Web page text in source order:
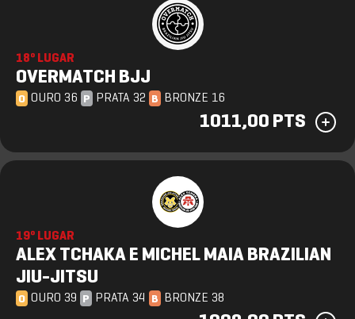
18º LUGAR
OVERMATCH BJJ
O OURO 36 P PRATA 32 B BRONZE 16
1011,00 PTS
19º LUGAR
ALEX TCHAKA E MICHEL MAIA BRAZILIAN
JIU-JITSU
O OURO 39 P PRATA 34 B BRONZE 38